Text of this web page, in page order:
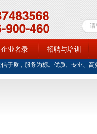
于质，服务为标。优质、专业、高
企业名录 招聘与培训